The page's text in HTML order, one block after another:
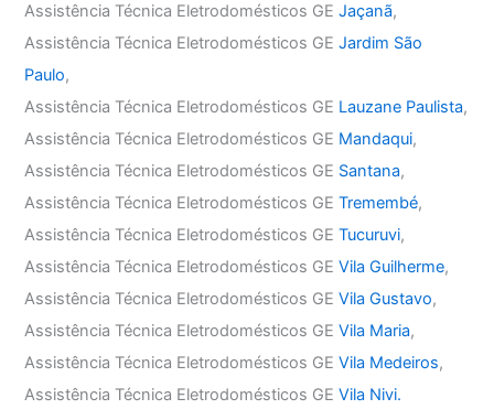
Assistência Técnica Eletrodomésticos GEJaçanã,
Assistência Técnica Eletrodomésticos GEJardim São
Paulo,
Assistência Técnica Eletrodomésticos GE Lauzane Paulista,
Assistência Técnica Eletrodomésticos GE Mandaqui,
Assistência Técnica Eletrodomésticos GE Santana,
Assistência Técnica Eletrodomésticos GETremembé,
Assistência Técnica Eletrodomésticos GETucuruvi,
Assistência Técnica Eletrodomésticos GEVila Guilherme,
Assistência Técnica Eletrodomésticos GEVila Gustavo,
Assistência Técnica Eletrodomésticos GEVila Maria,
Assistência Técnica Eletrodomésticos GEVila Medeiros,
Assistência Técnica Eletrodomésticos GEVila Nivi.